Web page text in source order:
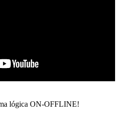
lógica ON-OFFLINE!